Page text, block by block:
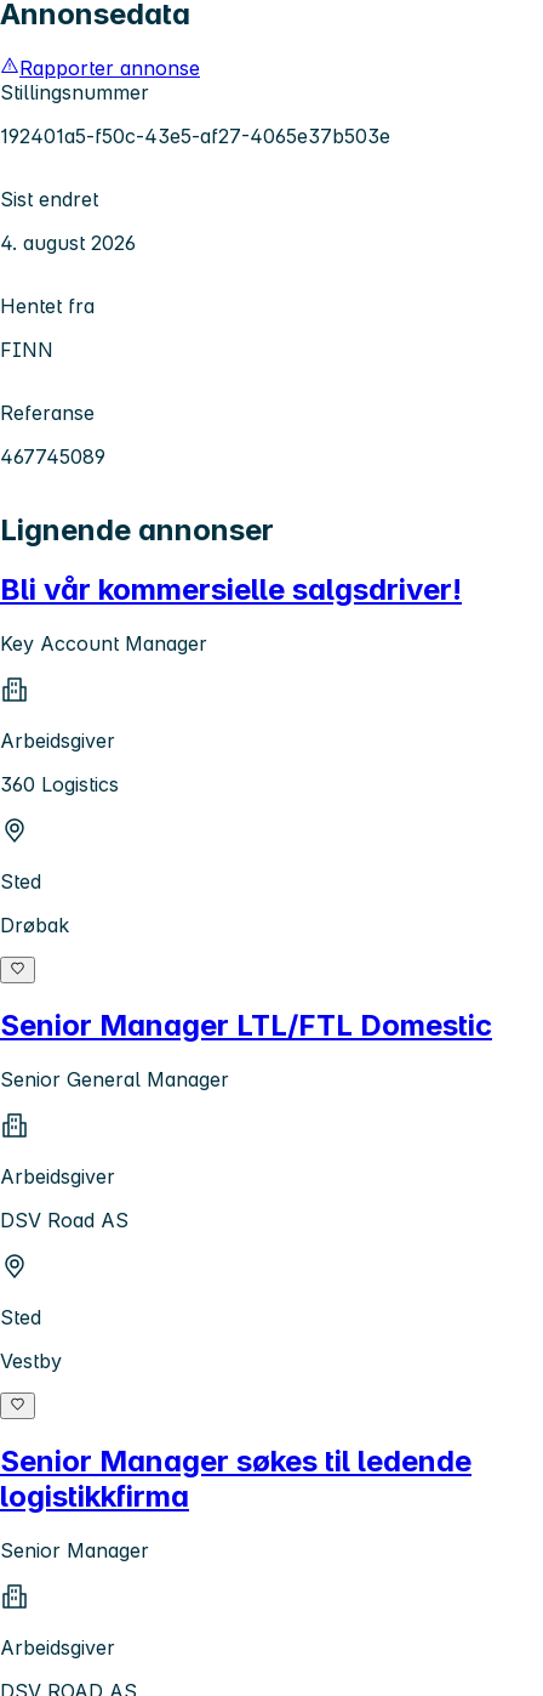
Annonsedata
Rapporter annonse
Stillingsnummer
192401a5-f50c-43e5-af27-4065e37b503e
Sist endret
4. august 2026
Hentet fra
FINN
Referanse
467745089
Lignende annonser
Bli vår kommersielle salgsdriver!
Key Account Manager
Arbeidsgiver
360 Logistics
Sted
Drøbak
Senior Manager LTL/FTL Domestic
Senior General Manager
Arbeidsgiver
DSV Road AS
Sted
Vestby
Senior Manager søkes til ledende
logistikkfirma
Senior Manager
Arbeidsgiver
DSV ROAD AS